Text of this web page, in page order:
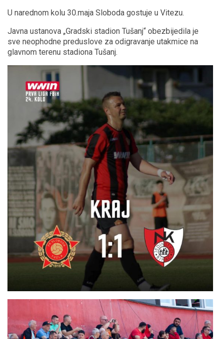
U narednom kolu 30.maja Sloboda gostuje u Vitezu.
Javna ustanova „Gradski stadion Tušanj“ obezbijedila je
sve neophodne preduslove za odigravanje utakmice na
glavnom terenu stadiona Tušanj.